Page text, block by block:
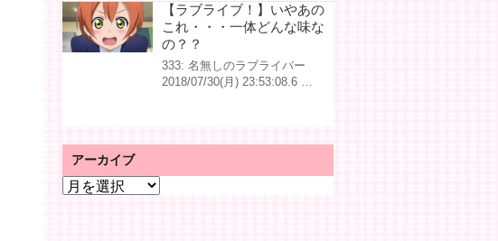
【ラブライブ！】いやあの
これ・・・一体どんな味な
の？？
333: 名無しのラブライバー
2018/07/30(月) 23:53:08.6 …
アーカイブ
ア